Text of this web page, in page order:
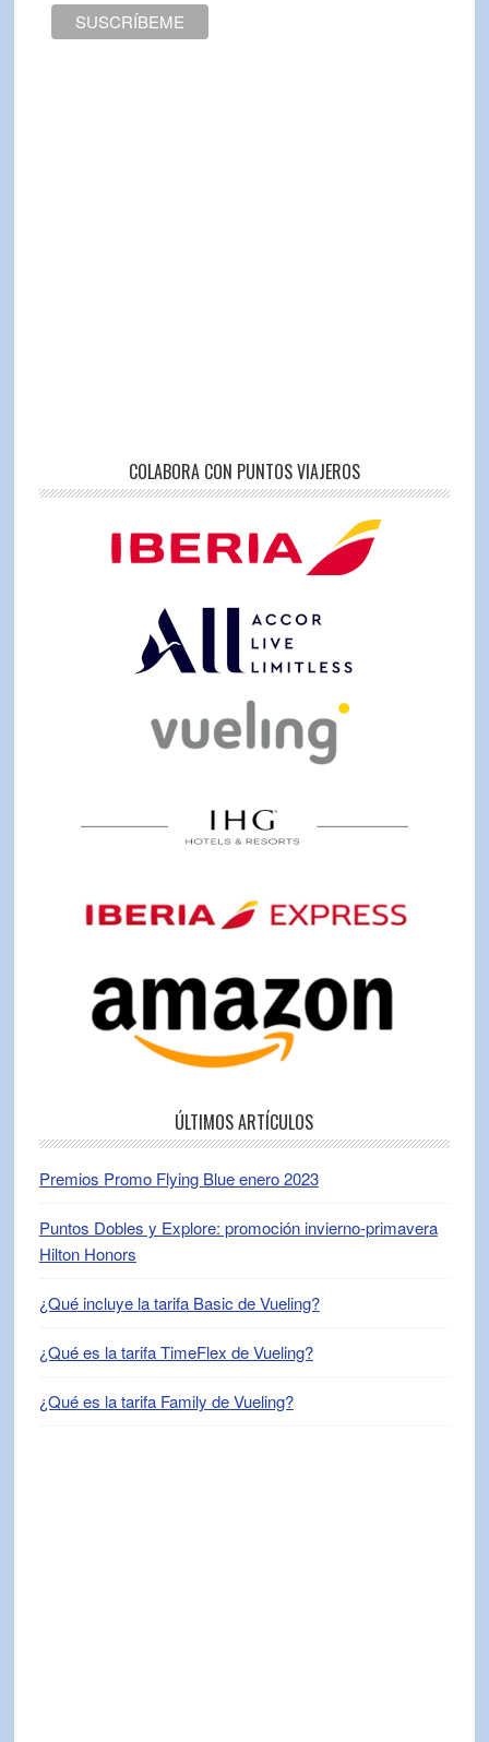
COLABORA CON PUNTOS VIAJEROS
ÚLTIMOS ARTÍCULOS
Premios Promo Flying Blue enero 2023
Puntos Dobles y Explore: promoción invierno-primavera
Hilton Honors
¿Qué incluye la tarifa Basic de Vueling?
¿Qué es la tarifa TimeFlex de Vueling?
¿Qué es la tarifa Family de Vueling?